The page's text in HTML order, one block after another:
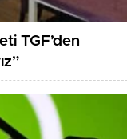
TGF’den